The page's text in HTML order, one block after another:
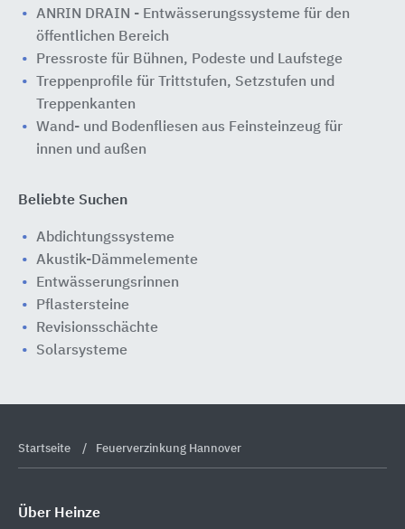
ANRIN DRAIN - Entwässerungssysteme für den
öffentlichen Bereich
Pressroste für Bühnen, Podeste und Laufstege
Treppenprofile für Trittstufen, Setzstufen und
Treppenkanten
Wand- und Bodenfliesen aus Feinsteinzeug für
innen und außen
Beliebte Suchen
Abdichtungssysteme
Akustik-Dämmelemente
Entwässerungsrinnen
Pflastersteine
Revisionsschächte
Solarsysteme
Startseite Feuerverzinkung Hannover
Über Heinze